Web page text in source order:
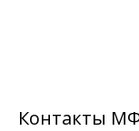
Контакты